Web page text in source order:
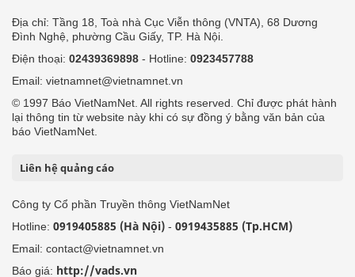
Địa chỉ: Tầng 18, Toà nhà Cục Viễn thông (VNTA), 68 Dương
Đình Nghệ, phường Cầu Giấy, TP. Hà Nội.
Điện thoại: 02439369898 - Hotline: 0923457788
Email: vietnamnet@vietnamnet.vn
© 1997 Báo VietNamNet. All rights reserved. Chỉ được phát hành
lại thông tin từ website này khi có sự đồng ý bằng văn bản của
báo VietNamNet.
Liên hệ quảng cáo
Công ty Cổ phần Truyền thông VietNamNet
Hotline: 0919405885 (Hà Nội) - 0919435885 (Tp.HCM)
Email: contact@vietnamnet.vn
Báo giá: http://vads.vn